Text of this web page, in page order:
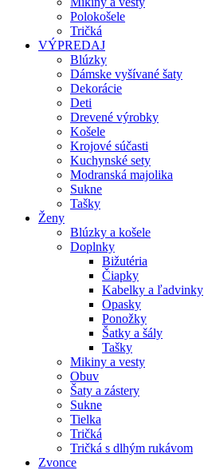
Polokošele
Tričká
VÝPREDAJ
Blúzky
Dámske vyšívané šaty
Dekorácie
Deti
Drevené výrobky
Košele
Krojové súčasti
Kuchynské sety
Modranská majolika
Sukne
Tašky
Ženy
Blúzky a košele
Doplnky
Bižutéria
Čiapky
Kabelky a ľadvinky
Opasky
Ponožky
Šatky a šály
Tašky
Mikiny a vesty
Obuv
Šaty a zástery
Sukne
Tielka
Tričká
Tričká s dlhým rukávom
Zvonce